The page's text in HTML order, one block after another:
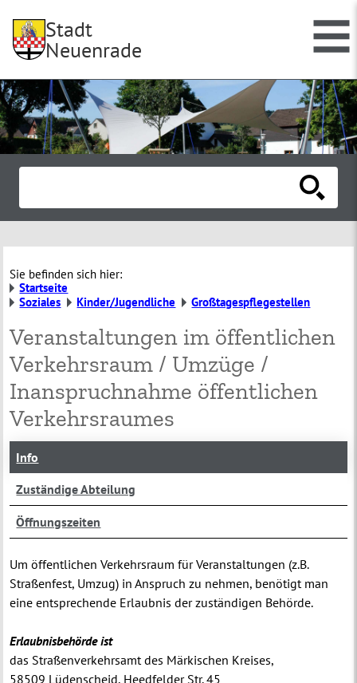
Stadt
Neuenrade
Sie befinden sich hier:
Startseite
Soziales
Kinder/Jugendliche Großtagespflegestellen
Veranstaltungen im öffentlichen
Verkehrsraum / Umzüge /
Inanspruchnahme öffentlichen
Verkehrsraumes
Info
Zuständige Abteilung
Öffnungszeiten
Um öffentlichen Verkehrsraum für Veranstaltungen (z.B.
Straßenfest, Umzug) in Anspruch zu nehmen, benötigt man
eine entsprechende Erlaubnis der zuständigen Behörde.
Erlaubnisbehörde ist
das Straßenverkehrsamt des Märkischen Kreises,
58509 Lüdenscheid, Heedfelder Str. 45